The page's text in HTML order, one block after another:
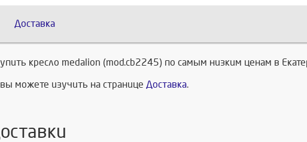
Доставка
кресло medalion (mod.cb2245) по самым низким ценам в
можете изучить на странице Доставка.